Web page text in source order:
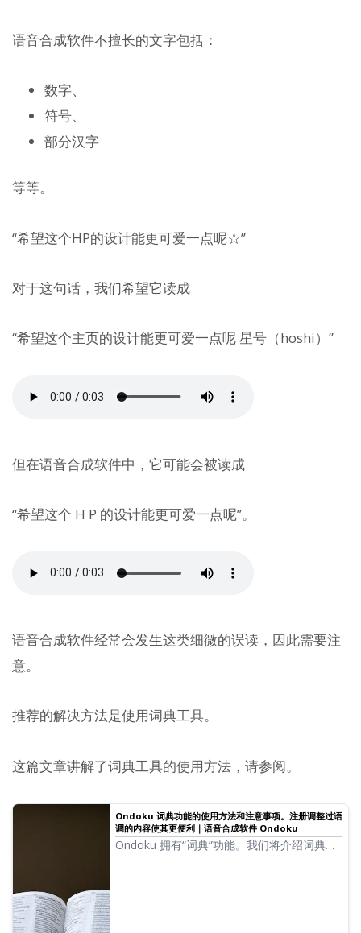
语音合成软件不擅长的文字包括：
数字、
符号、
部分汉字
等等。
“希望这个HP的设计能更可爱一点呢☆”
对于这句话，我们希望它读成
“希望这个主页的设计能更可爱一点呢 星号（hoshi）”
但在语音合成软件中，它可能会被读成
“希望这个 H P 的设计能更可爱一点呢”。
语音合成软件经常会发生这类细微的误读，因此需要注
意。
推荐的解决方法是使用词典工具。
这篇文章讲解了词典工具的使用方法，请参阅。
Ondoku 词典功能的使用方法和注意事项。注册调整过语
调的内容使其更便利｜语音合成软件 Ondoku
Ondoku 拥有“词典”功能。我们将介绍词典功